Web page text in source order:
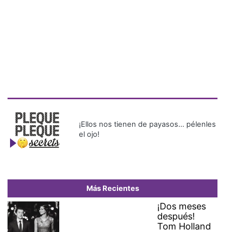
¡Ellos nos tienen de payasos… pélenles
el ojo!
Más Recientes
¡Dos meses
después!
Tom Holland